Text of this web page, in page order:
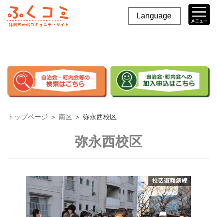
Language
トップページ ＞ 南区 ＞ 弥永西校区
弥永西校区